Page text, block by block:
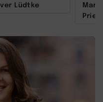
Lüdtke